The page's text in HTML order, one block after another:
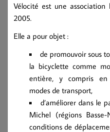
Vélocité est une
2005.
Elle a pour objet :
de promouvoir sous
la bicyclette comme
entière, y compris en
modes de transport,
d’améliorer dans le
Michel (régions
conditions de